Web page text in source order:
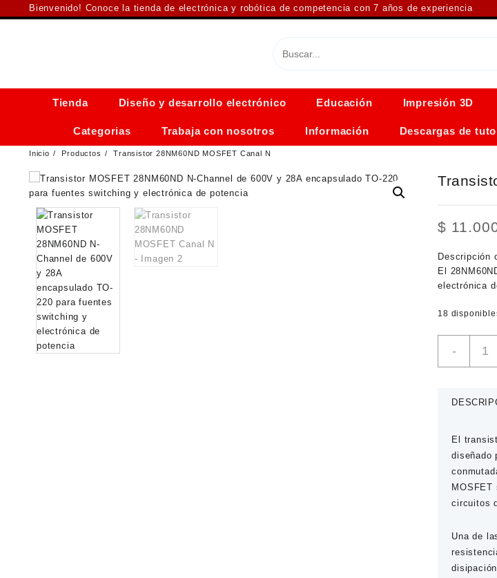
al
Bienvenido! Conoce la tienda de electrónica y robótica de competencia con 7 años de experiencia
Tienda Diseño y desarrollo electrónico Educación Impresión 3D
Categorias Trabaja con nosotros Información Descargas de
Inicio Productos Transistor 28NM60ND MOSFET Canal N
$
Descripción
El
electrónica
18
-
N
El
diseñado
circuitos
Una de